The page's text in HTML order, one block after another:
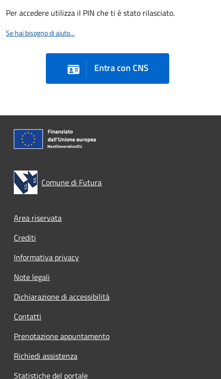
Per accedere utilizza il PIN che ti è stato rilasciato.
Se hai bisogno di aiuto...
Entra con CNS
Comune di Futura
Footer menu
Area riservata
Crediti
Informativa privacy
Note legali
Dichiarazione di accessibilità
Contatti
Prenotazione appuntamento
Richiedi assistenza
Statistiche del portale